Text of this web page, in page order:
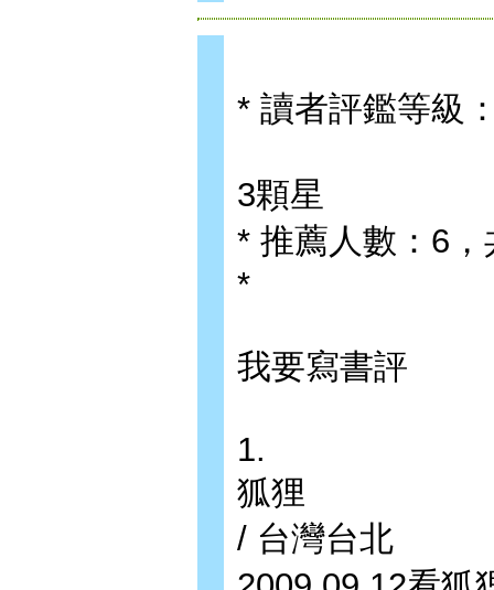
* 讀者評鑑等級
3顆星
* 推薦人數：6
*
我要寫書評
1.
狐狸
/ 台灣台北